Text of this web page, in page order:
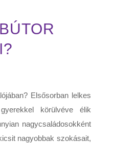
Elsősorban lelkes
körülvéve élik
nagycsaládosokként
nagyobbak szokásait,